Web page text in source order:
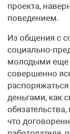
проекта,
поведением.
Из общения с
социально-
молодыми еще
совершенно
деньгами, как
что